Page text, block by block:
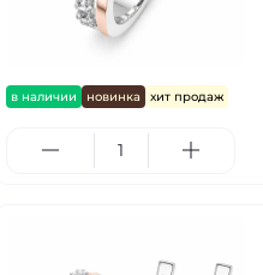
в наличии новинка хит продаж